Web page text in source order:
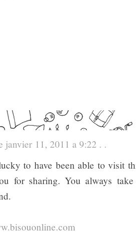
janvier 11, 2011 a 9:22 . .
to have been able to visit
for sharing. You always